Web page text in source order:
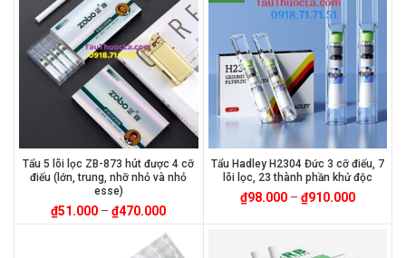
Tẩu 5 lõi lọc ZB-873 hút được 4 cỡ
điếu (lớn, trung, nhỡ nhỏ và nhỏ
esse)
₫51.000 –₫470.000
Tẩu Hadley H2304 Đức 3 cỡ điếu, 7
lõi lọc, 23 thành phần khử độc
₫98.000– ₫910.000